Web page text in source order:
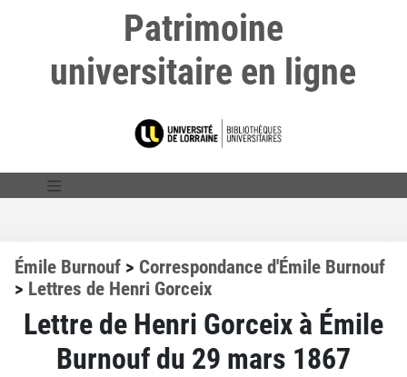
Patrimoine
universitaire en ligne
Émile Burnouf > Correspondance d'Émile Burnouf
> Lettres de Henri Gorceix
Lettre de Henri Gorceix à Émile
Burnouf du 29 mars 1867